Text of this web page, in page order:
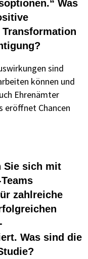
Was
sind
können und
Ehrenämter
eröffnet Chancen
Sie sich mit
zahlreiche
Was sind die